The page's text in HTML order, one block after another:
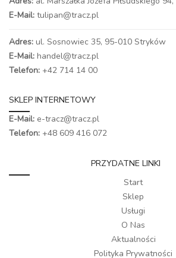
E-Mail: tulipan@tracz.pl
Adres: ul. Sosnowiec 35, 95-010 Stryków
E-Mail: handel@tracz.pl
Telefon: +42 714 14 00
SKLEP INTERNETOWY
E-Mail: e-tracz@tracz.pl
Telefon: +48 609 416 072
PRZYDATNE LINKI
Start
Sklep
Usługi
O Nas
Aktualności
Polityka Prywatności